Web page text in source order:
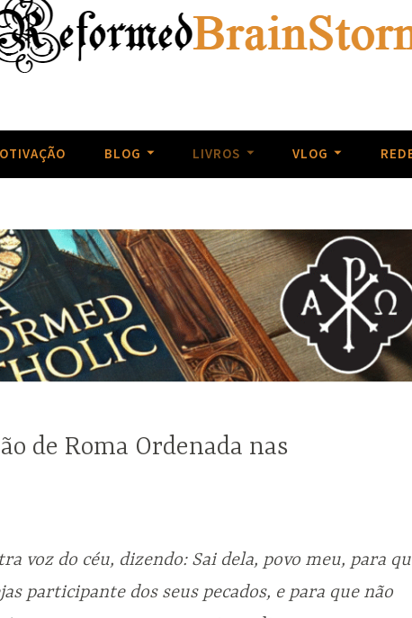
BLOG LIVROS VLOG
de Roma Ordenada nas
voz do céu, dizendo: Sai dela, povo meu, para
participante dos seus pecados, e para que não